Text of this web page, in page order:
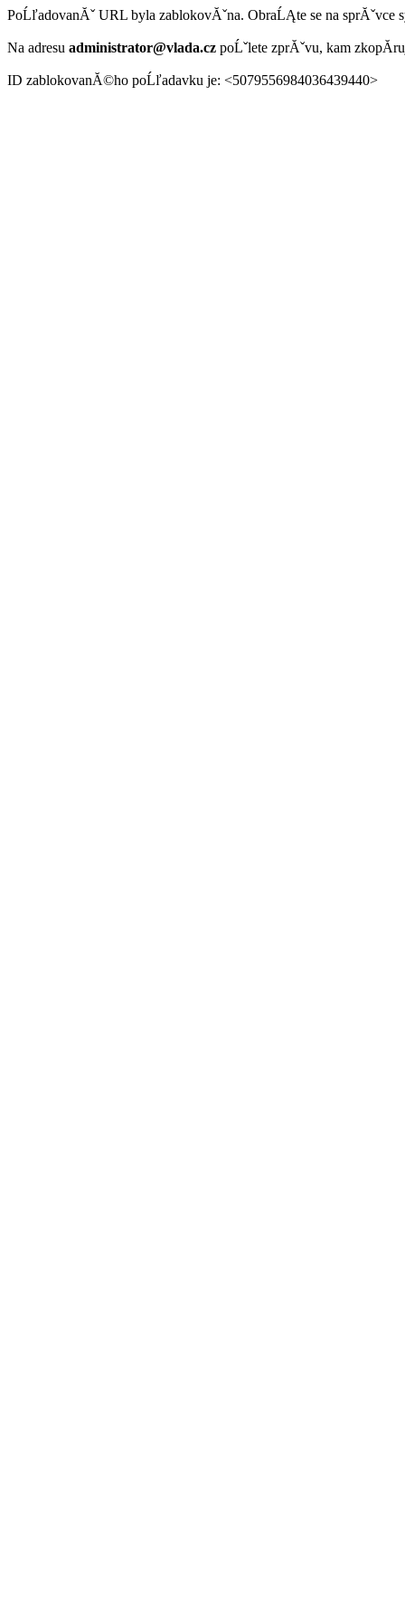
PoĹľadovanĂˇ URL byla zablokovĂˇna. ObraĹĄte se na sprĂˇvce
Na adresu administrator@vlada.cz poĹˇlete zprĂˇvu, kam
ID zablokovanĂ©ho poĹľadavku je: <5079556984036439440>